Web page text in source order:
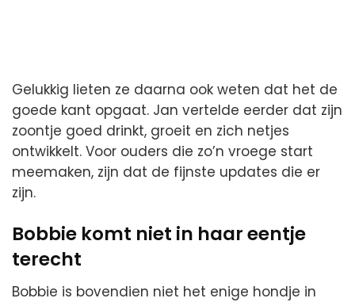
Gelukkig lieten ze daarna ook weten dat het de
goede kant opgaat. Jan vertelde eerder dat zijn
zoontje goed drinkt, groeit en zich netjes
ontwikkelt. Voor ouders die zo’n vroege start
meemaken, zijn dat de fijnste updates die er
zijn.
Bobbie komt niet in haar eentje
terecht
Bobbie is bovendien niet het enige hondje in